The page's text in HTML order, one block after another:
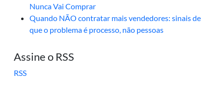
Nunca Vai Comprar
Quando NÃO contratar mais vendedores: sinais de
que o problema é processo, não pessoas
Assine o RSS
RSS